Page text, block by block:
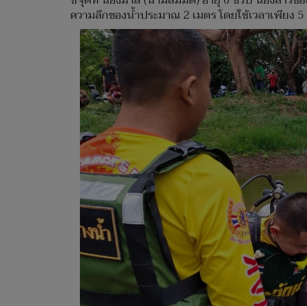
ความลึกของน้ำประมาณ 2 เมตร โดยใช้เวลาเพีย